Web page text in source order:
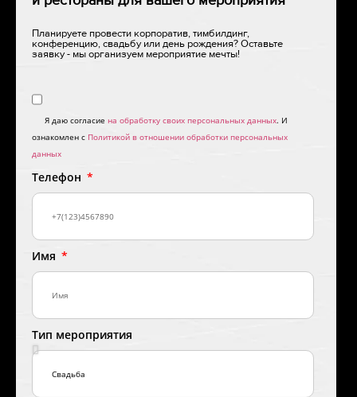
Планируете провести корпоратив, тимбилдинг,
конференцию, свадьбу или день рождения? Оставьте
заявку - мы организуем мероприятие мечты!
Я даю согласие на обработку своих персональных данных. И
ознакомлен с Политикой в отношении обработки персональных
данных
Телефон
Имя
Тип мероприятия